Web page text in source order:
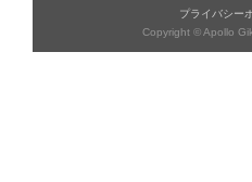
プライバシー
Copyright © Apollo